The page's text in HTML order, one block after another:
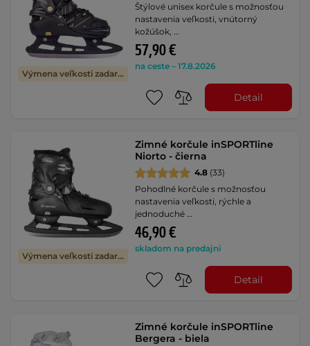
Výmena veľkosti zadarmo
Štýlové unisex korčule s možnosťou
nastavenia veľkosti, vnútorný
kožúšok, …
57,90 €
na ceste – 17.8.2026
Detail
Výmena veľkosti zadarmo
Zimné korčule inSPORTline
Niorto - čierna
4.8 (33)
Pohodlné korčule s možnosťou
nastavenia veľkosti, rýchle a
jednoduché …
46,90 €
skladom na predajni
Detail
Zimné korčule inSPORTline
Bergera - biela